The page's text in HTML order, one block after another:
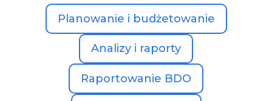
Planowanie i budżetowanie
Analizy i raporty
Raportowanie BDO